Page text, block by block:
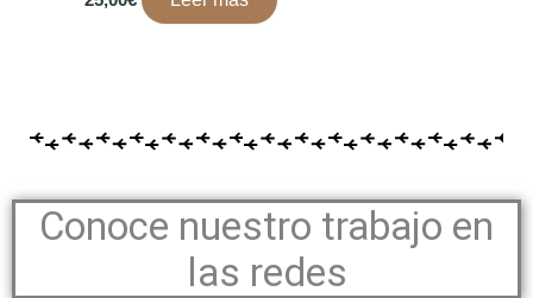
Conoce nuestro trabajo en
las redes